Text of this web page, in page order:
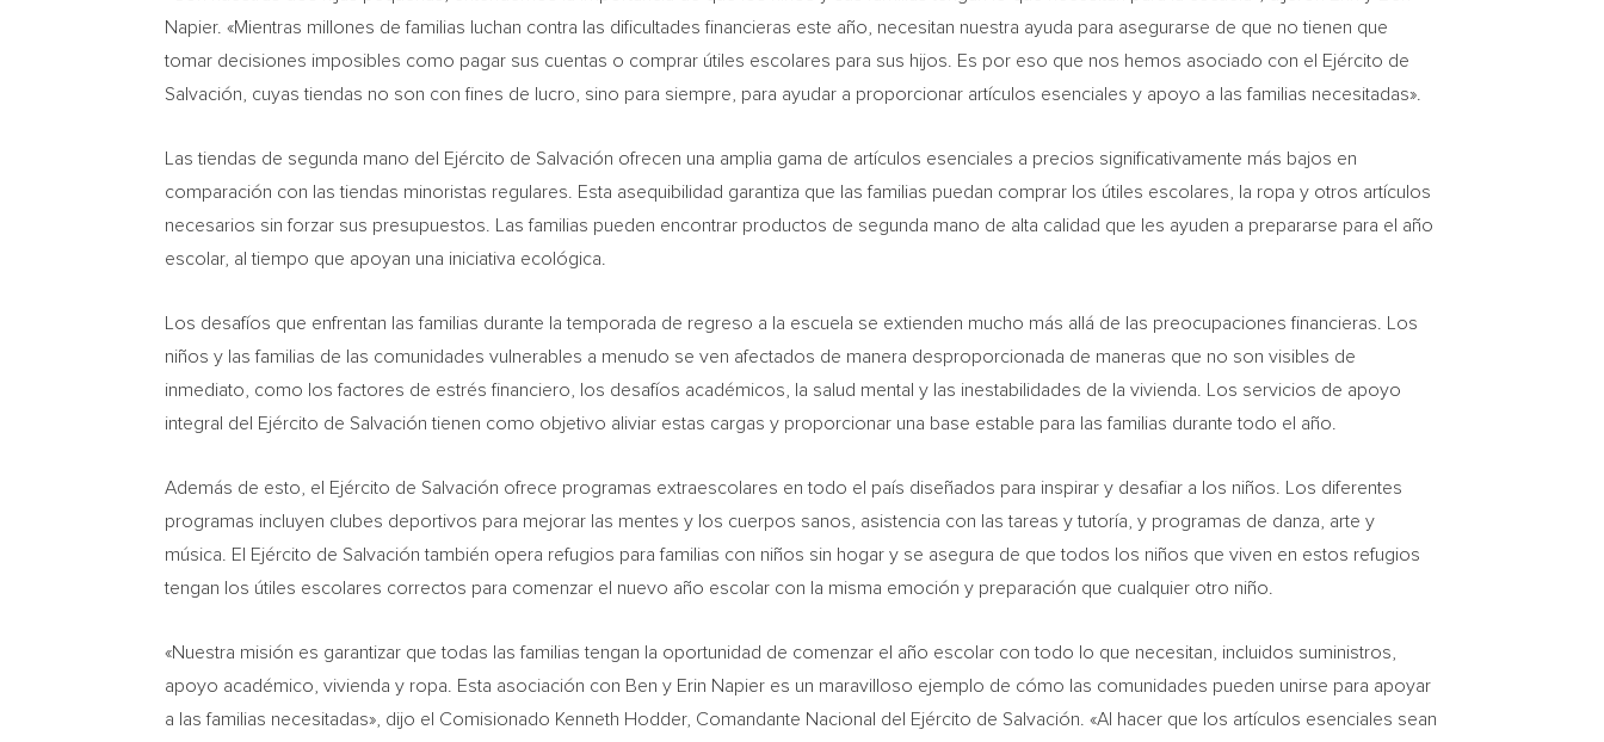
Napier. «Mientras millones de familias luchan contra las dificultades financieras este año, necesitan nuestra ayuda para asegurarse de que no tienen que
tomar decisiones imposibles como pagar sus cuentas o comprar útiles escolares para sus hijos. Es por eso que nos hemos asociado con el Ejército de
Salvación, cuyas tiendas no son con fines de lucro, sino para siempre, para ayudar a proporcionar artículos esenciales y apoyo a las familias necesitadas».
Las tiendas de segunda mano del Ejército de Salvación ofrecen una amplia gama de artículos esenciales a precios significativamente más bajos en
comparación con las tiendas minoristas regulares. Esta asequibilidad garantiza que las familias puedan comprar los útiles escolares, la ropa y otros artículos
necesarios sin forzar sus presupuestos. Las familias pueden encontrar productos de segunda mano de alta calidad que les ayuden a prepararse para el año
escolar, al tiempo que apoyan una iniciativa ecológica.
Los desafíos que enfrentan las familias durante la temporada de regreso a la escuela se extienden mucho más allá de las preocupaciones financieras. Los
niños y las familias de las comunidades vulnerables a menudo se ven afectados de manera desproporcionada de maneras que no son visibles de
inmediato, como los factores de estrés financiero, los desafíos académicos, la salud mental y las inestabilidades de la vivienda. Los servicios de apoyo
integral del Ejército de Salvación tienen como objetivo aliviar estas cargas y proporcionar una base estable para las familias durante todo el año.
Además de esto, el Ejército de Salvación ofrece programas extraescolares en todo el país diseñados para inspirar y desafiar a los niños. Los diferentes
programas incluyen clubes deportivos para mejorar las mentes y los cuerpos sanos, asistencia con las tareas y tutoría, y programas de danza, arte y
música. El Ejército de Salvación también opera refugios para familias con niños sin hogar y se asegura de que todos los niños que viven en estos refugios
tengan los útiles escolares correctos para comenzar el nuevo año escolar con la misma emoción y preparación que cualquier otro niño.
«Nuestra misión es garantizar que todas las familias tengan la oportunidad de comenzar el año escolar con todo lo que necesitan, incluidos suministros,
apoyo académico, vivienda y ropa. Esta asociación con Ben y Erin Napier es un maravilloso ejemplo de cómo las comunidades pueden unirse para apoyar
a las familias necesitadas», dijo el Comisionado Kenneth Hodder, Comandante Nacional del Ejército de Salvación. «Al hacer que los artículos esenciales sean